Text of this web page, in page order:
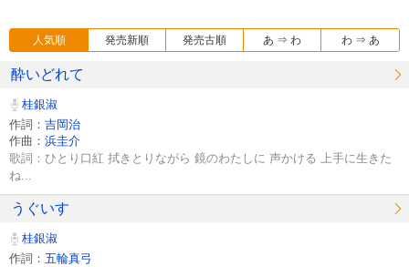
人気順 発売新順 発売古順 あ ⇒ わ わ ⇒ あ
酔いどれて
桂銀淑
作詞： 吉岡治
作曲： 浜圭介
歌詞：ひとり口紅 拭きとりながら 鏡のわたしに 声かける 上手に生きた
ね...
うぐいす
桂銀淑
作詞： 五輪真弓